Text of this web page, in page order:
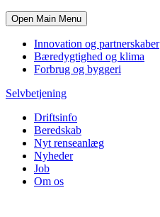
Open Main Menu
Innovation og partnerskaber
Bæredygtighed og klima
Forbrug og byggeri
Selvbetjening
Driftsinfo
Beredskab
Nyt renseanlæg
Nyheder
Job
Om os